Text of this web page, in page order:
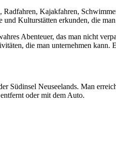
Kajakfahren,
Kulturstätten erkunden, die
Abenteuer, das man nicht
die man unternehmen kann.
Südinsel Neuseelands. Man
oder mit dem Auto.